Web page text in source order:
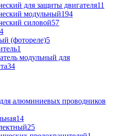
для защиты двигателя11
модульный194
силовой57
4
(фотореле)5
1
модульный для
34
для алюминиевых проводников
14
25